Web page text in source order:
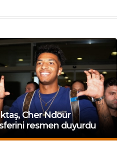
Cher Ndour
resmen duyurdu